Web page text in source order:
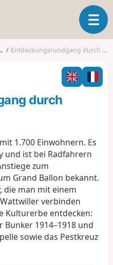
T
o
g
l
n
a
o
Entdeckungsrundgang durch Uffholtz
durch
1.700 Einwohnern. Es
und ist bei Radfahrern
zum
Grand Ballon bekannt.
die man mit einem
verbinden
Kulturerbe entdecken:
Bunker 1914–1918 und
sowie das Pestkreuz